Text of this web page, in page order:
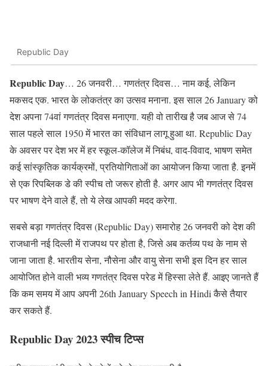
Republic Day
Republic Day… 26 जनवरी… गणतंत्र दिवस… नाम कई, लेकिन
मकसद एक. भारत के लोकतंत्र का उत्सव मनाना. इस साल 26 January को
देश अपना 74वां गणतंत्र दिवस मनाएगा. यही वो तारीख है जब आज से 74
साल पहले साल 1950 में भारत का संविधान लागू हुआ था. Republic Day
के अवसर पर देश भर में हर स्कूल-कॉलेज में निबंध, वाद-विवाद, भाषण समेत
कई सांस्कृतिक कार्यक्रमों, प्रतियोगिताओं का आयोजन किया जाता है. इनमें
से एक रिपब्लिक डे की स्पीच तो जरूर होती है. अगर आप भी गणतंत्र दिवस
पर भाषण देने वाले हैं, तो ये लेख आपकी मदद करेगा.
सबसे बड़ा गणतंत्र दिवस (Republic Day) समारोह 26 जनवरी को देश की
राजधानी नई दिल्ली में राजपथ पर होता है, जिसे अब कर्तव्य पथ के नाम से
जाना जाता है. भारतीय सेना, नौसेना और वायु सेना सभी इस दिन हर साल
आयोजित होने वाली भव्य गणतंत्र दिवस परेड में हिस्सा लेते हैं. आइए जानते हैं
कि कम समय में आप अपनी 26th January Speech in Hindi कैसे तैयार
कर सकते हैं.
Republic Day 2023 स्पीच टिप्स